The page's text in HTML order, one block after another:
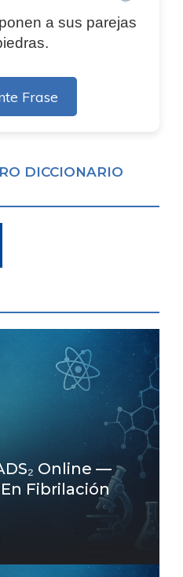
a sus parejas
Frase
DICCIONARIO
Online —
Fibrilación